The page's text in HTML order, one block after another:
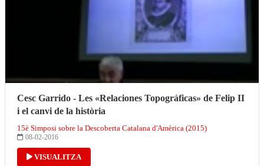
Cesc Garrido - Les «Relaciones Topográficas» de Felip II
i el canvi de la història
15è Simposi sobre la Descoberta Catalana d'Amèrica (2015)
08-02-2016
VISUALITZA